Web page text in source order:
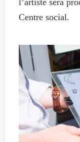
l’artiste sera
Centre social.